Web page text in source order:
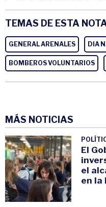
TEMAS DE ESTA
GENERAL ARENALES DIA
BOMBEROS VOLUNTARIOS
MÁS NOTICIAS
El
el
en la